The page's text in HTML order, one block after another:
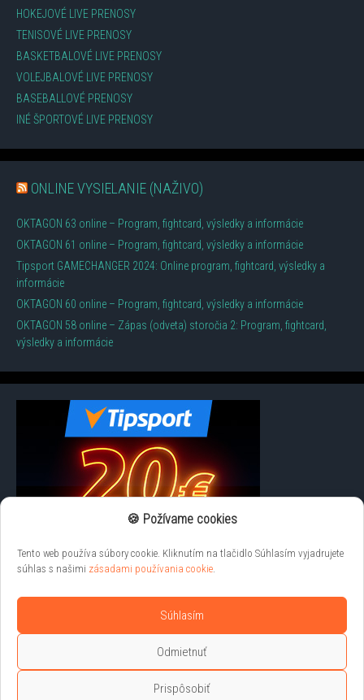
🍪 Požívame cookies
Tento web používa súbory cookie. Kliknutím na tlačidlo Súhlasím vyjadrujete
súhlas s našimi zásadami používania cookie.
Súhlasím
Odmietnuť
Prispôsobiť
HOKEJOVÉ LIVE PRENOSY
TENISOVÉ LIVE PRENOSY
BASKETBALOVÉ LIVE PRENOSY
VOLEJBALOVÉ LIVE PRENOSY
BASEBALLOVÉ PRENOSY
INÉ ŠPORTOVÉ LIVE PRENOSY
ONLINE VYSIELANIE (NAŽIVO)
OKTAGON 63 online – Program, fightcard, výsledky a informácie
OKTAGON 61 online – Program, fightcard, výsledky a informácie
Tipsport GAMECHANGER 2024: Online program, fightcard, výsledky a
informácie
OKTAGON 60 online – Program, fightcard, výsledky a informácie
OKTAGON 58 online – Zápas (odveta) storočia 2: Program, fightcard,
výsledky a informácie